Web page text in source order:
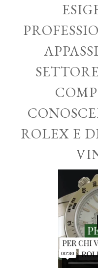
ROLEX E